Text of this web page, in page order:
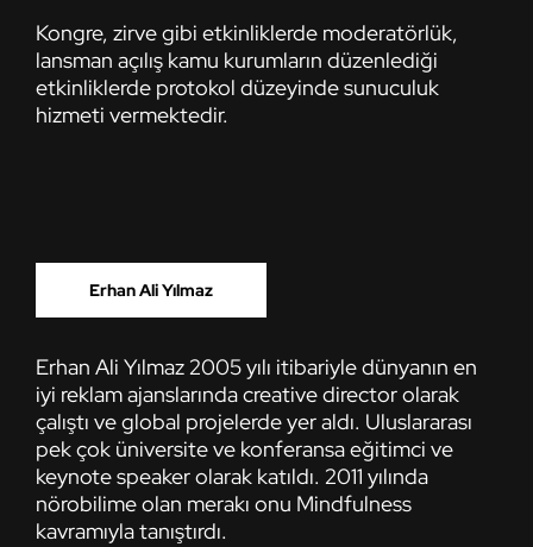
Kongre, zirve gibi etkinliklerde moderatörlük,
lansman açılış kamu kurumların düzenlediği
etkinliklerde protokol düzeyinde sunuculuk
hizmeti vermektedir.
Erhan Ali Yılmaz
Erhan Ali Yılmaz 2005 yılı itibariyle dünyanın en
iyi reklam ajanslarında creative director olarak
çalıştı ve global projelerde yer aldı. Uluslararası
pek çok üniversite ve konferansa eğitimci ve
keynote speaker olarak katıldı. 2011 yılında
nörobilime olan merakı onu Mindfulness
kavramıyla tanıştırdı.